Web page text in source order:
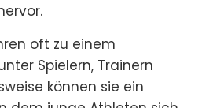
bemerkenswerter
was zu einer
vom Coaching führte.
die